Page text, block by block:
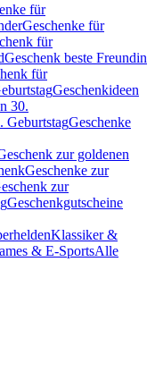
für
Geschenke für
für
Geschenk beste Freundin
für
Geschenkideen
30.
GeburtstagGeschenke
zur goldenen
Geschenke zur
zur
Geschenkgutscheine
Klassiker &
& E-SportsAlle